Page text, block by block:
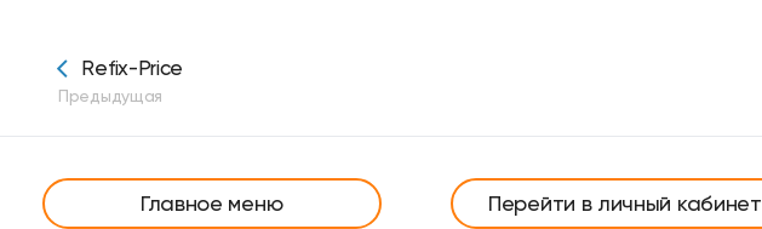
Refix-Price
Предыдущая
Главное меню Перейти в личный кабинет